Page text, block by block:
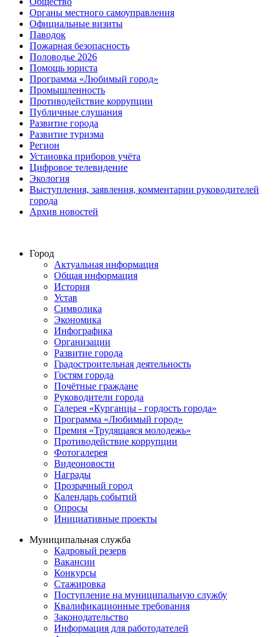
Органы местного самоуправления
Официальные визиты
Паводок
Пожарная безопасность
Половодье 2026
Помощь юриста
Программа «Любимый город»
Промышленность
Противодействие коррупции
Публичные слушания
Развитие города
Развитие туризма
Регион
Установка приборов учёта
Цифровое телевидение
Экология
Выступления, заявления, комментарии руководителей
города
Архив новостей
Город
Актуальная информация
Общая информация
История
Устав
Символика
Экономика
Инфографика
Организации
Развитие города
Градостроительная деятельность
Гостям города
Почётные граждане
Руководители города
Галерея «Курганцы - гордость города»
Программа «Любимый город»
Премия «Трудящаяся молодежь»
Противодействие коррупции
Фотогалерея
Видеоновости
Награды
Прозрачный город
Календарь событий
Опросы
Инициативные проекты
Муниципальная служба
Кадровый резерв
Вакансии
Конкурсы
Стажировка
Поступление на муниципальную службу
Квалификационные требования
Законодательство
Информация для работодателей